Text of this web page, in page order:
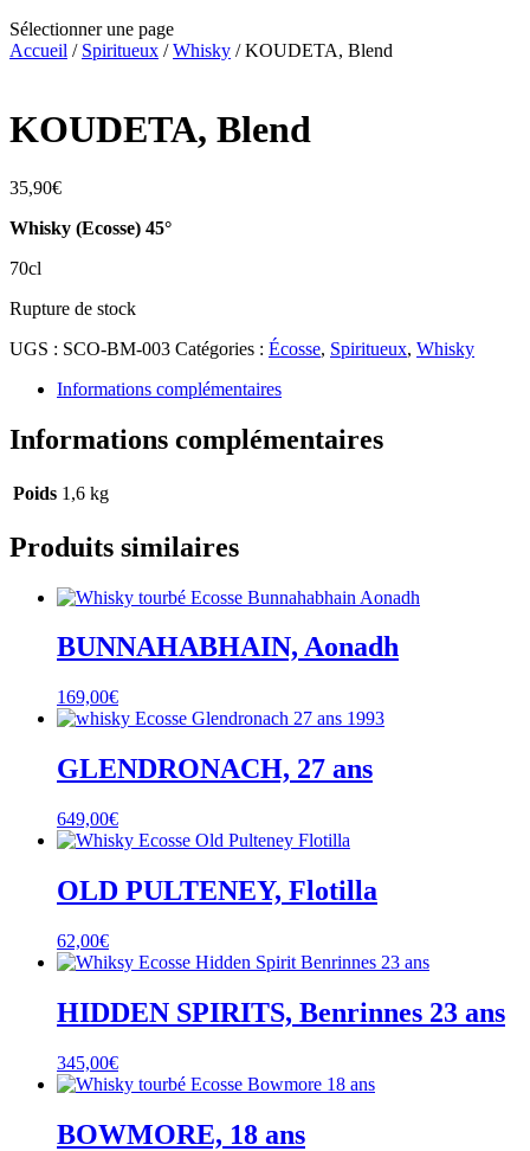
Sélectionner une page
Accueil / Spiritueux /Whisky / KOUDETA, Blend
KOUDETA, Blend
35,90€
Whisky (Ecosse) 45°
70cl
Rupture de stock
UGS : SCO-BM-003 Catégories : Écosse, Spiritueux, Whisky
Informations complémentaires
Informations complémentaires
Poids 1,6 kg
Produits similaires
BUNNAHABHAIN, Aonadh
169,00€
GLENDRONACH, 27 ans
649,00€
OLD PULTENEY, Flotilla
62,00€
HIDDEN SPIRITS, Benrinnes 23 ans
345,00€
BOWMORE, 18 ans